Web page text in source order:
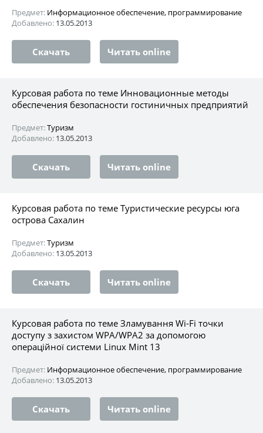
Предмет: Информационное обеспечение, программирование
Добавлено: 13.05.2013
Скачать Читать online
Курсовая работа по теме Инновационные методы
обеспечения безопасности гостиничных предприятий
Предмет:Туризм
Добавлено: 13.05.2013
Скачать Читать online
Курсовая работа по теме Туристические ресурсы юга
острова Сахалин
Предмет:Туризм
Добавлено: 13.05.2013
Скачать Читать online
Курсовая работа по теме Зламування Wi-Fi точки
доступу з захистом WPA/WPA2 за допомогою
операційної системи Linux Mint 13
Предмет: Информационное обеспечение, программирование
Добавлено: 13.05.2013
Скачать Читать online